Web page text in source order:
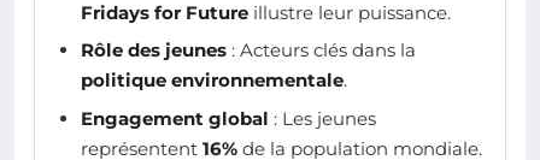
Fridays for Future illustre leur puissance.
Rôle des jeunes : Acteurs clés dans la
politique environnementale.
Engagement global : Les jeunes
représentent 16% de la population mondiale.